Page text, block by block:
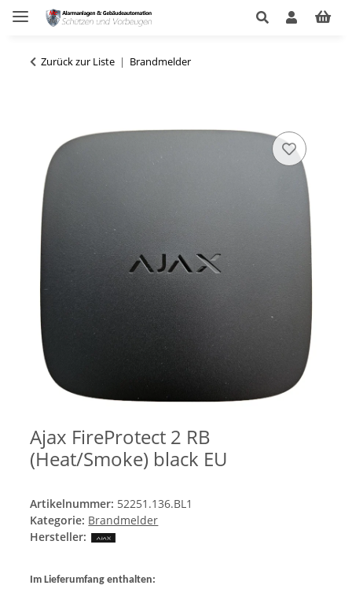
Zurück zur Liste Brandmelder
Ajax FireProtect 2 RB
(Heat/Smoke) black EU
Artikelnummer: 52251.136.BL1
Kategorie: Brandmelder
Hersteller:
Im Lieferumfang enthalten: